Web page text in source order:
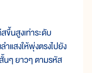
นสูงเท่าระดับ
แสงให้พุ่งตรงไปยัง
นๆ ยาวๆ ตามรหัส